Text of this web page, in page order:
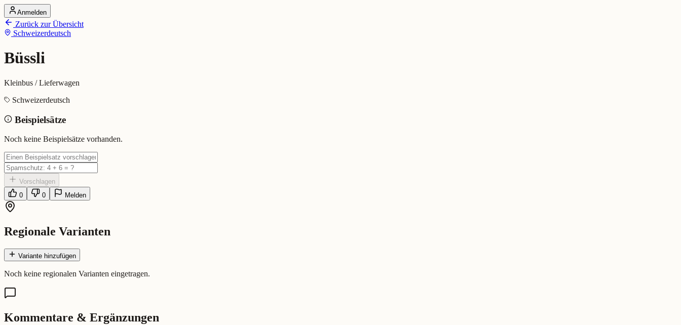
Startseite
Alle Dialekte
Dialekte vergleichen
Dialekt-Karte
Ranking
Büssli (Schweizerdeutsch)
Bedeutung: Kleinbus / Lieferwagen
Eingereicht von: Mundwerk Team
Anmelden
Zurück zur Übersicht
Schweizerdeutsch
Büssli
Kleinbus / Lieferwagen
Schweizerdeutsch
Beispielsätze
Noch keine Beispielsätze vorhanden.
Vorschlagen
0
0 Melden
Regionale Varianten
Variante hinzufügen
Noch keine regionalen Varianten eingetragen.
Kommentare & Ergänzungen